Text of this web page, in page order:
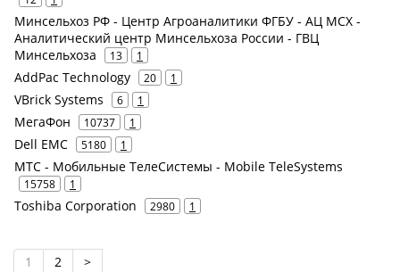
Минсельхоз РФ - Центр Агроаналитики ФГБУ - АЦ МСХ -
Аналитический центр Минсельхоза России - ГВЦ
Минсельхоза
13 1
AddPac Technology 20 1
VBrick Systems 6 1
МегаФон 10737 1
Dell EMC 5180 1
МТС - Мобильные ТелеСистемы - Mobile TeleSystems
15758 1
Toshiba Corporation 2980 1
1 2 >